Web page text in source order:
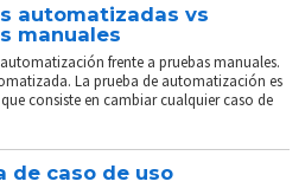
automatizadas vs
manuales
frente a pruebas manuales.
La prueba de automatización es
consiste en cambiar cualquier caso de
de caso de uso